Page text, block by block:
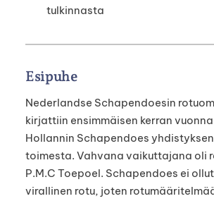
tulkinnasta
Esipuhe
Nederlandse Schapendoesin
kirjattiin ensimmäisen kerran
Hollannin Schapendoes
toimesta. Vahvana vaikuttajana oli
P.M.C Toepoel. Schapendoes ei
virallinen rotu, joten